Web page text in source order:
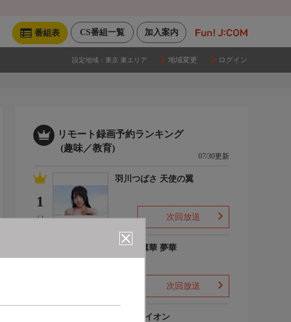
加入案内
CS番組一覧
番組表
設定地域： 東京 東エリア 地域変更 ログイン
リモート録画予約ランキング
(趣味／教育)
07/30更新
1
(-)
羽川つばさ 天使の翼
次回放送
ゆめの凛華 夢華
次回放送
3月のライオン